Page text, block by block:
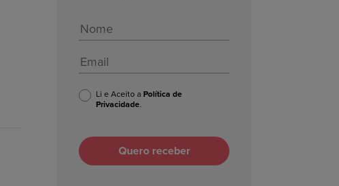
Li e Aceito a Política de
Privacidade.